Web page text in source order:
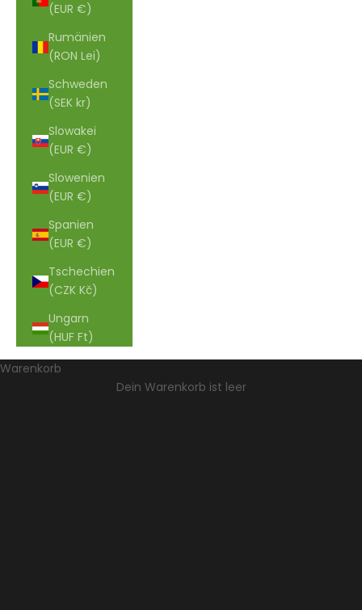
(EUR €)
Rumänien
(RON Lei)
Schweden
(SEK kr)
Slowakei
(EUR €)
Slowenien
(EUR €)
Spanien
(EUR €)
Tschechien
(CZK Kč)
Ungarn
(HUF Ft)
Warenkorb
Dein Warenkorb ist leer
Handgefertigte Sandalen und Pantoletten mit
anatomischem Korkfußbett – für maximalen
Komfort, jeden Tag.